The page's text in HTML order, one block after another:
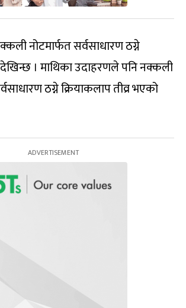
नोटमार्फत सर्वसाधारण ठग्ने
। माथिका उदाहरणले पनि नक्कली
ठग्ने क्रियाकलाप तीव्र भएको